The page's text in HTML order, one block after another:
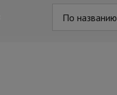
По названию